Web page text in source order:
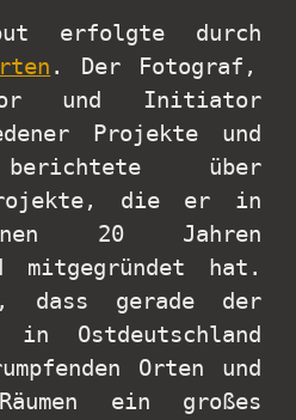
erfolgte durch
. Der Fotograf,
und Initiator
Projekte und
über
die er in
20 Jahren
mitgegründet hat.
dass gerade der
in Ostdeutschland
Orten und
ein großes